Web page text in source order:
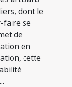
dont le
faire se
de
en
cette